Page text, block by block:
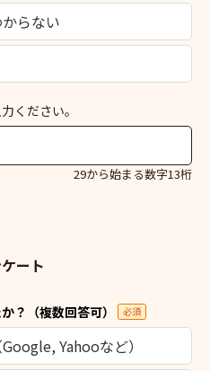
らない
ください。
29から始まる数字13桁
ート
？（複数回答可） 必須
Yahooなど）